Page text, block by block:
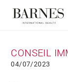
CONSEIL
04/07/2023